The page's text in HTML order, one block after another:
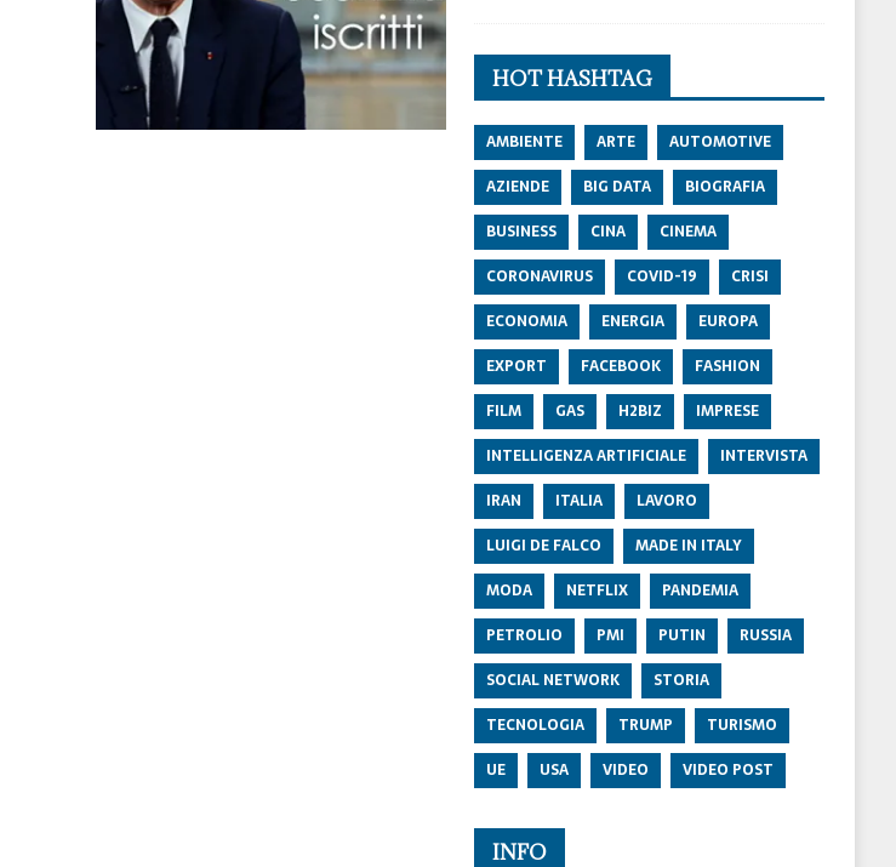
HOT HASHTAG
AMBIENTE ARTE
AUTOMOTIVE
AZIENDE
BIG DATA
BIOGRAFIA
BUSINESS
CINA
CINEMA
CORONAVIRUS
COVID-19
CRISI
ECONOMIA
ENERGIA
EUROPA
EXPORT
FACEBOOK
FASHION
FILM
GAS H2BIZ
IMPRESE
INTELLIGENZA ARTIFICIALE
INTERVISTA
IRAN
ITALIA
LAVORO
LUIGI DE FALCO
MADE IN ITALY
MODA
NETFLIX
PANDEMIA
PETROLIO
PMI PUTIN
RUSSIA
SOCIAL NETWORK
STORIA
TECNOLOGIA
TRUMP
TURISMO
UE
USA VIDEO VIDEO POST
INFO